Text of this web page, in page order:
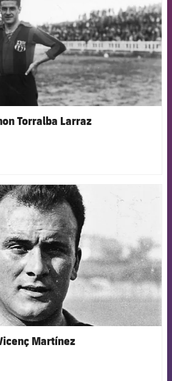
Torralba Larraz
FCB Barcelona badge
Martínez